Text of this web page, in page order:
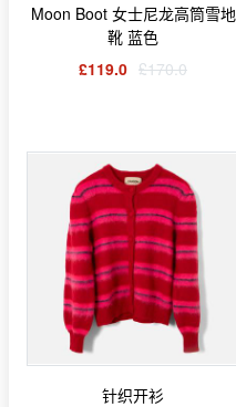
Moon Boot 女士尼龙高筒雪地
靴 蓝色
£119.0 £170.0
针织开衫